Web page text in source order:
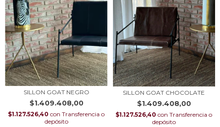
SILLON GOAT NEGRO
$1.409.408,00
$1.127.526,40 con Transferencia o
depósito
SILLON GOAT CHOCOLATE
$1.409.408,00
$1.127.526,40 con Transferencia o
depósito